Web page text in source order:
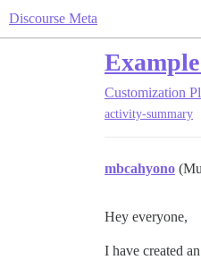
Discourse Meta
Customization
activity-summary
mbcahyono
Hey everyone,
I have created